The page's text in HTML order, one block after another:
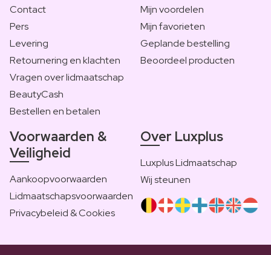
Contact
Pers
Levering
Retournering en klachten
Vragen over lidmaatschap
BeautyCash
Bestellen en betalen
Mijn voordelen
Mijn favorieten
Geplande bestelling
Beoordeel producten
Voorwaarden &
Veiligheid
Aankoopvoorwaarden
Lidmaatschapsvoorwaarden
Privacybeleid & Cookies
Over Luxplus
Luxplus Lidmaatschap
Wij steunen